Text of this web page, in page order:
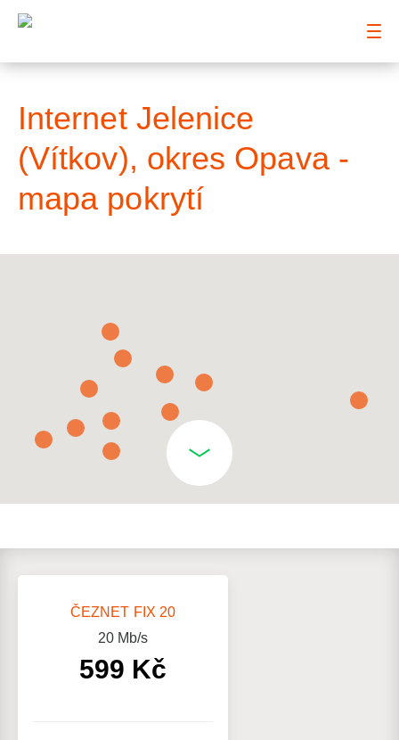
Internet Jelenice
(Vítkov), okres Opava -
mapa pokrytí
ČEZNET FIX 20
20Mb/s
599 Kč
: Mapa pokrytí město